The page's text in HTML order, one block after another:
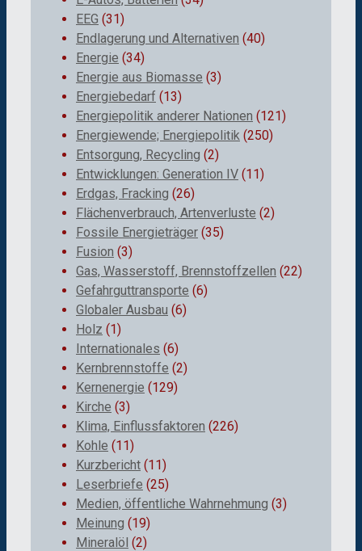
EEG (31)
Endlagerung und Alternativen (40)
Energie (34)
Energie aus Biomasse (3)
Energiebedarf (13)
Energiepolitik anderer Nationen (121)
Energiewende; Energiepolitik (250)
Entsorgung, Recycling (2)
Entwicklungen: Generation IV (11)
Erdgas, Fracking (26)
Flächenverbrauch, Artenverluste (2)
Fossile Energieträger (35)
Fusion (3)
Gas, Wasserstoff, Brennstoffzellen (22)
Gefahrguttransporte (6)
Globaler Ausbau (6)
Holz (1)
Internationales (6)
Kernbrennstoffe (2)
Kernenergie (129)
Kirche (3)
Klima, Einflussfaktoren (226)
Kohle (11)
Kurzbericht (11)
Leserbriefe (25)
Medien, öffentliche Wahrnehmung (3)
Meinung (19)
Mineralöl (2)